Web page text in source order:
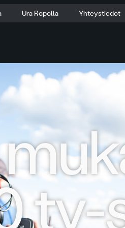
Ura Ropolla Yhteystiedot
tv-